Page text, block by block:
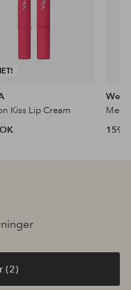
Kiss Lip Cream
Wet
159
(2)